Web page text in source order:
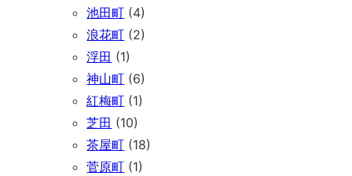
池田町 (4)
浪花町 (2)
浮田 (1)
神山町 (6)
紅梅町 (1)
芝田 (10)
茶屋町 (18)
菅原町 (1)